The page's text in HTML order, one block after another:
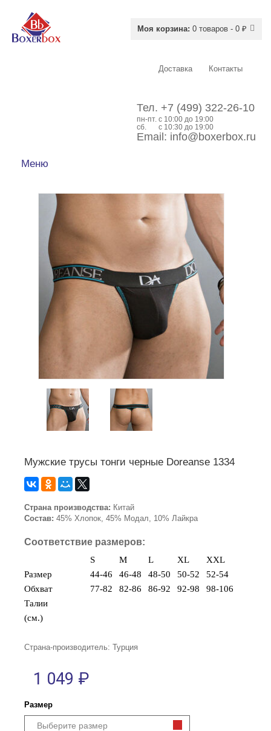
Моя корзина: 0 товаров - 0 ₽
Доставка Контакты
Тел. +7 (499) 322-26-10
пн-пт. c 10:00 до 19:00
сб.
с 10:30 до 19:00
Email: info@boxerbox.ru
Меню
Мужские трусы тонги черные Doreanse 1334
Страна производства: Китай
Состав: 45% Хлопок, 45% Модал, 10% Лайкра
Соответствие размеров:
S M L XL
XXL
Размер
44-46 46-48 48-50 50-52
52-54
Обхват
Талии
(см.)
77-82 82-86 86-92 92-98 98-106
Страна-производитель: Турция
1 049 ₽
Размер
Выберите размер